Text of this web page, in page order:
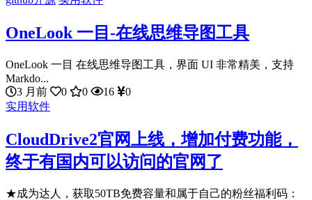
OneLook 一目-在线思维导图工具
OneLook 一目 在线思维导图工具，界面 UI 非常精美，支持
Markdo...
3 月前
0 0 16
0
实用软件
CloudDrive2官网上线，增加付费功能，
终于有国内可以访问的官网了
★成为达人，获取50TB免费容量和属于自己的粉丝福利码：